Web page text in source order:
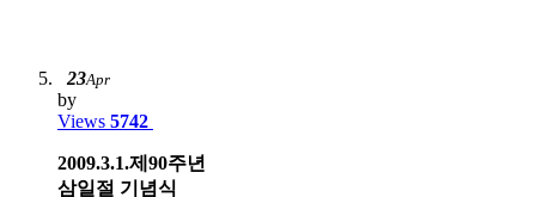
23Apr
by
Views 5742
2009.3.1.제90주년
삼일절 기념식